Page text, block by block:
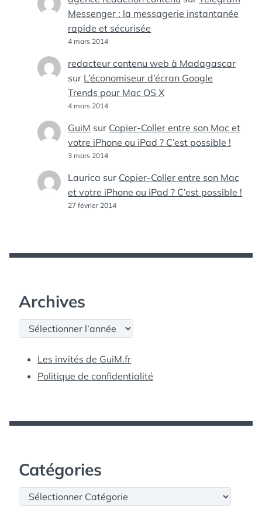
Messenger : la messagerie instantanée
rapide et sécurisée
4 mars 2014
redacteur contenu web à Madagascar
sur L’économiseur d’écran Google
Trends pour Mac OS X
4 mars 2014
GuiM sur Copier-Coller entre son Mac et
votre iPhone ou iPad ? C’est possible !
3 mars 2014
Laurica sur Copier-Coller entre son Mac
et votre iPhone ou iPad ? C’est possible !
27 février 2014
Archives
Archives
Les invités de GuiM.fr
Politique de confidentialité
Catégories
Catégories